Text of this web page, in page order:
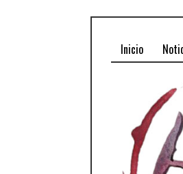
Inicio